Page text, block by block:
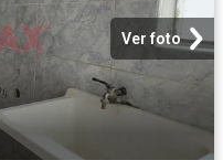
Ver foto